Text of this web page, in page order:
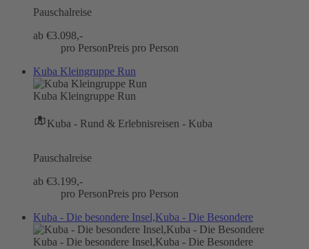
Pauschalreise
ab €3.098,-
pro PersonPreis pro Person
Kuba Kleingruppe Run
Kuba Kleingruppe Run
Kuba - Rund & Erlebnisreisen - Kuba
Pauschalreise
ab €3.199,-
pro PersonPreis pro Person
Kuba - Die besondere Insel,Kuba - Die Besondere
Kuba - Die besondere Insel,Kuba - Die Besondere